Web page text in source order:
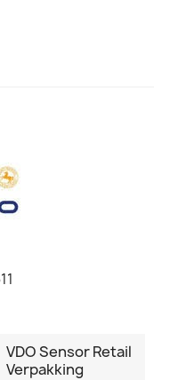
VDO Sensor Retail
Verpakking